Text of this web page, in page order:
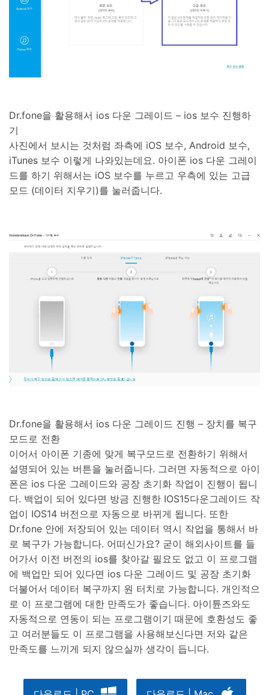
Dr.fone을 활용해서 ios 다운 그레이드 – ios 보수 진행하
기
사진에서 보시는 것처럼 좌측에 iOS 보수, Android 보수,
iTunes 보수 이렇게 나와있는데요. 아이폰 ios 다운 그레이
드를 하기 위해서는 iOS 보수를 누르고 우측에 있는 고급
모드 (데이터 지우기)를 눌러줍니다.
Dr.fone을 활용해서 ios 다운 그레이드 진행 – 장치를 복구
모드로 전환
이어서 아이폰 기종에 맞게 복구모드로 전환하기 위해서
설명되어 있는 버튼을 눌러줍니다. 그러면 자동적으로 아이
폰은 ios 다운 그레이드와 공장 초기화 작업이 진행이 됩니
다. 백업이 되어 있다면 방금 진행한 IOS15다운그레이드 작
업이 IOS14 버전으로 자동으로 바뀌게 됩니다. 또한
Dr.fone 안에 저장되어 있는 데이터 역시 작업을 통해서 바
로 복구가 가능합니다. 어떠신가요? 굳이 해외사이트를 들
어가서 이전 버전의 ios를 찾아갈 필요도 없고 이 프로그램
에 백업만 되어 있다면 ios 다운 그레이드 및 공장 초기화
더불어서 데이터 복구까지 원 터치로 가능합니다. 개인적으
로 이 프로그램에 대한 만족도가 좋습니다. 아이튠즈와도
자동적으로 연동이 되는 프로그램이기 때문에 호환성도 좋
고 여러분들도 이 프로그램을 사용해보신다면 저와 같은
만족도를 느끼게 되지 않으실까 생각이 듭니다.